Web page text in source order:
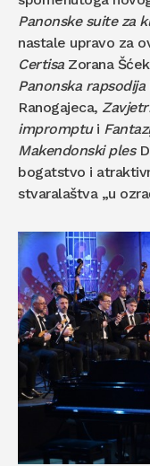
Panonske suite za
nastale upravo za
Certisa Zorana
Panonska rapsodija
Ranogajeca,
impromptui
Makendonski ples
bogatstvo i
stvaralaštva „u